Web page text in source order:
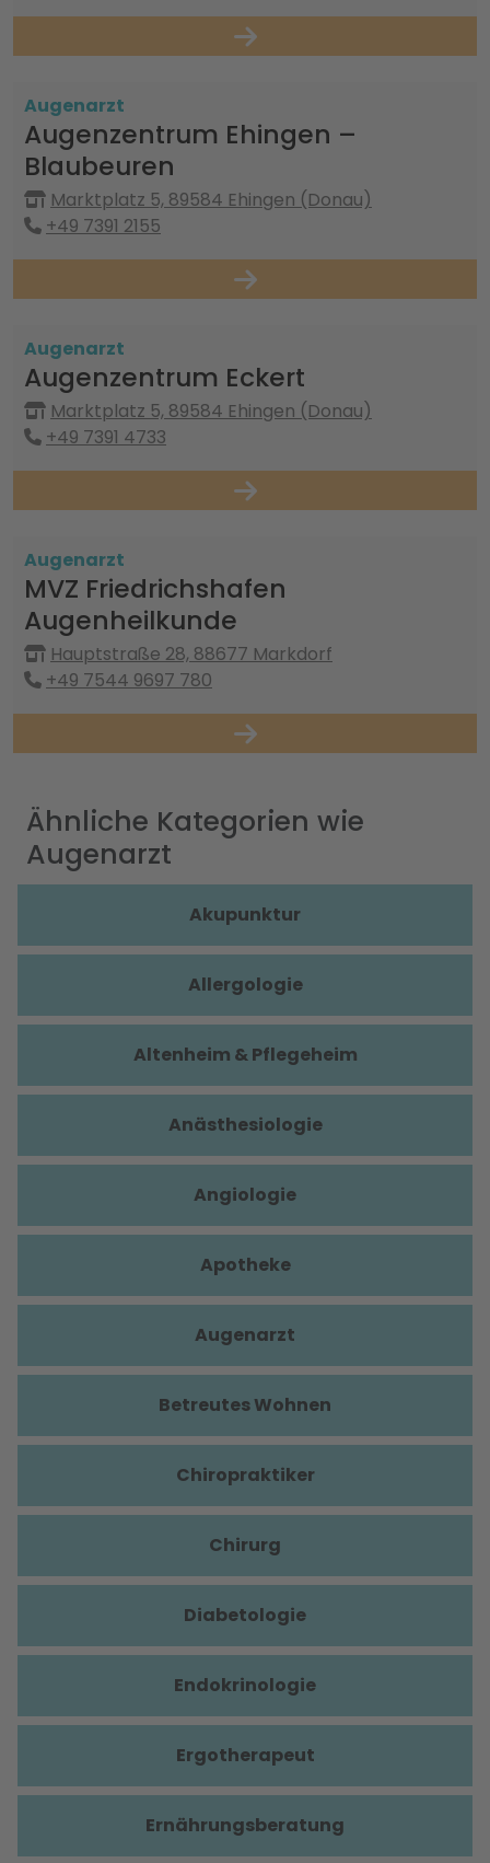
Augenarzt
Augenzentrum Ehingen –
Blaubeuren
Marktplatz 5, 89584 Ehingen (Donau)
+49 7391 2155
Augenarzt
Augenzentrum Eckert
Marktplatz 5, 89584 Ehingen (Donau)
+49 7391 4733
Augenarzt
MVZ Friedrichshafen
Augenheilkunde
Hauptstraße 28, 88677 Markdorf
+49 7544 9697 780
Ähnliche Kategorien wie
Augenarzt
Akupunktur
Allergologie
Altenheim & Pflegeheim
Anästhesiologie
Angiologie
Apotheke
Augenarzt
Betreutes Wohnen
Chiropraktiker
Chirurg
Diabetologie
Endokrinologie
Ergotherapeut
Ernährungsberatung